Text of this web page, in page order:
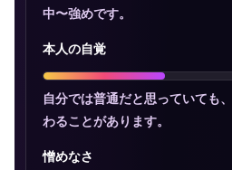
中〜強めです。
本人の自覚
自分では普通だと思っていても
わることがあります。
憎めなさ